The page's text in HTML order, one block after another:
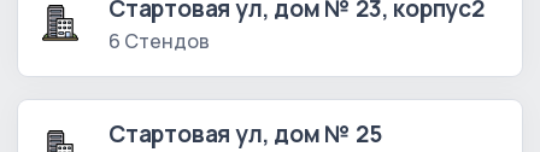
Стартовая ул, дом № 23, корпус2
6 Стендов
Стартовая ул, дом № 25